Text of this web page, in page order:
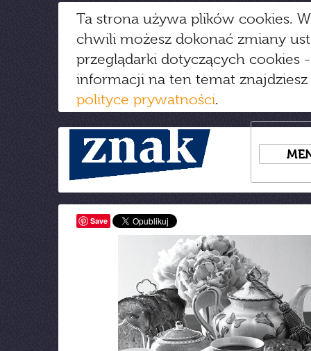
Ta strona używa plików cookies.
chwili możesz dokonać zmiany
przeglądarki dotyczących cookies
informacji na ten temat
polityce prywatności.
Save